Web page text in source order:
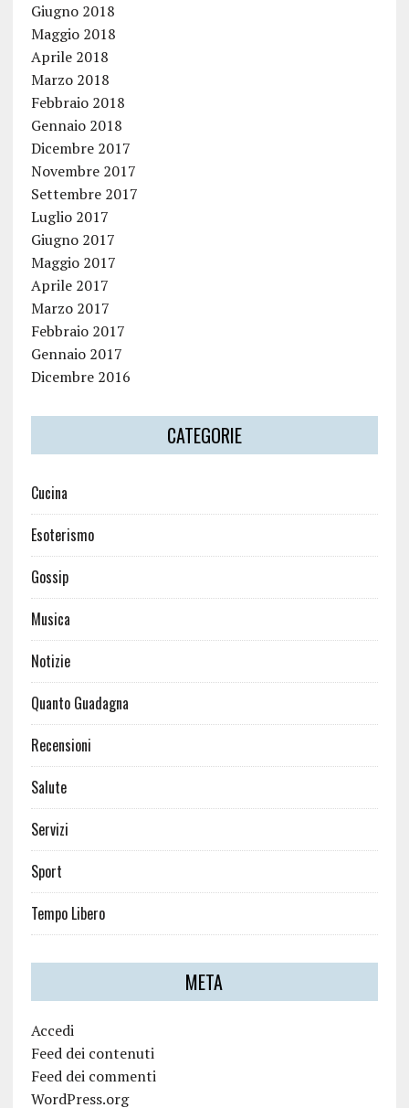
Giugno 2018
Maggio 2018
Aprile 2018
Marzo 2018
Febbraio 2018
Gennaio 2018
Dicembre 2017
Novembre 2017
Settembre 2017
Luglio 2017
Giugno 2017
Maggio 2017
Aprile 2017
Marzo 2017
Febbraio 2017
Gennaio 2017
Dicembre 2016
CATEGORIE
Cucina
Esoterismo
Gossip
Musica
Notizie
Quanto Guadagna
Recensioni
Salute
Servizi
Sport
Tempo Libero
META
Accedi
Feed dei contenuti
Feed dei commenti
WordPress.org